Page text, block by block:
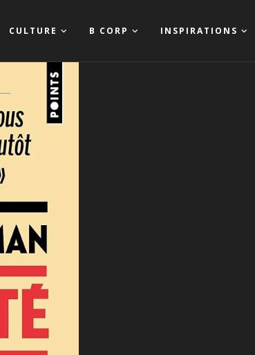
CULTURE B CORP INSPIRATIONS